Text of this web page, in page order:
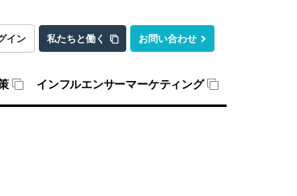
イン 私たちと働く お問い合わせ
インフルエンサーマーケティング